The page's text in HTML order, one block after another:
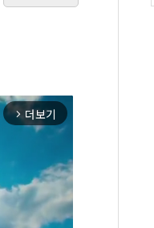
arrow_forward_ios 더보기